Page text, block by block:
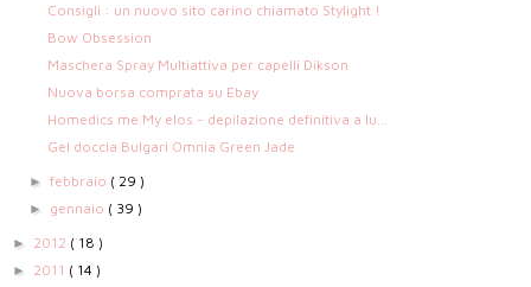
Consigli : un nuovo sito carino chiamato Stylight !
Bow Obsession
Maschera Spray Multiattiva per capelli Dikson
Nuova borsa comprata su Ebay
Homedics me My elos - depilazione definitiva a lu...
Gel doccia Bulgari Omnia Green Jade
►febbraio ( 29 )
► gennaio ( 39 )
► 2012 ( 18 )
► 2011 ( 14 )